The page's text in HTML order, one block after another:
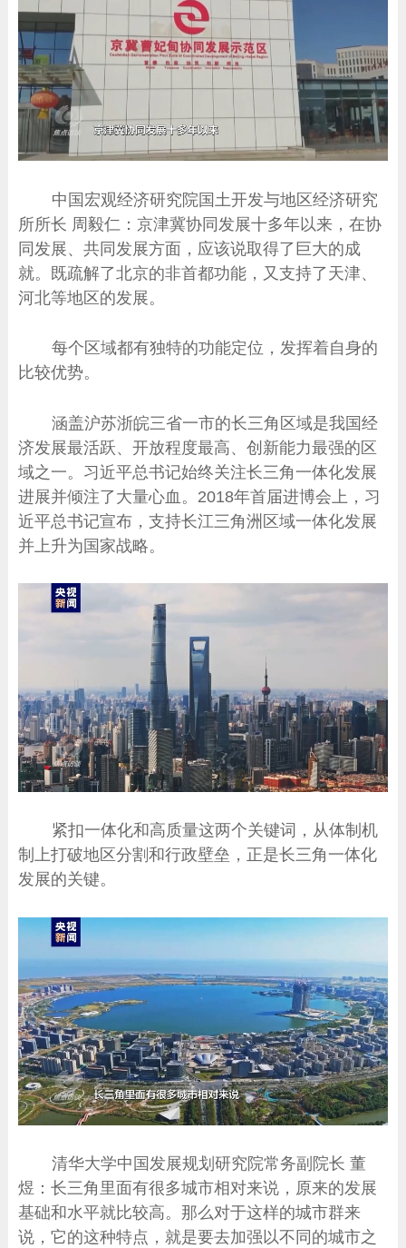
中国宏观经济研究院国土开发与地区经济研究
所所长 周毅仁：京津冀协同发展十多年以来，在协
同发展、共同发展方面，应该说取得了巨大的成
就。既疏解了北京的非首都功能，又支持了天津、
河北等地区的发展。
每个区域都有独特的功能定位，发挥着自身的
比较优势。
涵盖沪苏浙皖三省一市的长三角区域是我国经
济发展最活跃、开放程度最高、创新能力最强的区
域之一。习近平总书记始终关注长三角一体化发展
进展并倾注了大量心血。2018年首届进博会上，习
近平总书记宣布，支持长江三角洲区域一体化发展
并上升为国家战略。
紧扣一体化和高质量这两个关键词，从体制机
制上打破地区分割和行政壁垒，正是长三角一体化
发展的关键。
清华大学中国发展规划研究院常务副院长 董
煜：长三角里面有很多城市相对来说，原来的发展
基础和水平就比较高。那么对于这样的城市群来
说，它的这种特点，就是要去加强以不同的城市之